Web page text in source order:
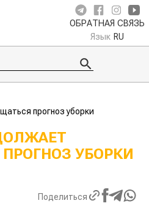
ОБРАТНАЯ СВЯЗЬ
Язык RU
прогноз уборки
УБОРКИ
Поделиться